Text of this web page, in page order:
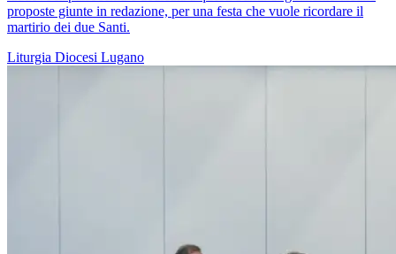
proposte giunte in redazione, per una festa che vuole ricordare il
martirio dei due Santi.
Liturgia Diocesi Lugano